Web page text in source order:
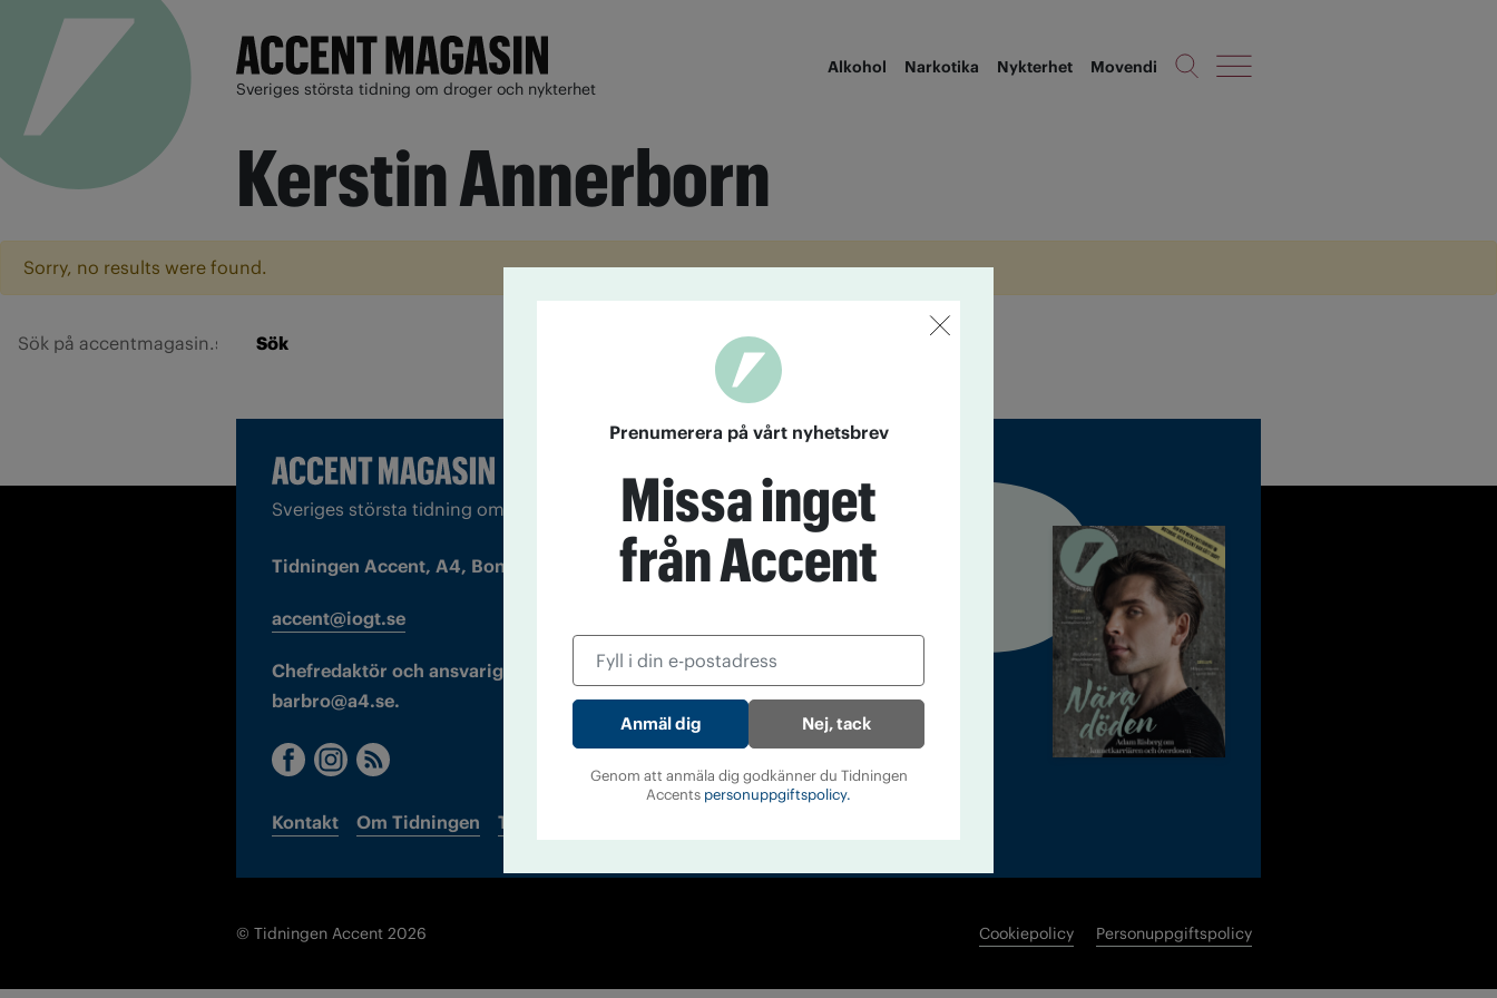
Sveriges största tidning om droger och nykterhet
Alkohol Narkotika Nykterhet Movendi
Kerstin Annerborn
Sorry, no results were found.
Sök
Sveriges största tidning om droger och nykterhet
Tidningen Accent, A4, Bondegatan 21, 116 33 Stockholm
accent@iogt.se
Chefredaktör och ansvarig utgivare: Barbro Janson Lundkvist,
barbro@a4.se.
Kontakt Om Tidningen Tidningsarkiv
© Tidningen Accent 2026 Cookiepolicy Personuppgiftspolicy
Prenumerera på vårt nyhetsbrev
Missa inget
från Accent
Nej, tack
Genom att anmäla dig godkänner du Tidningen
Accents personuppgiftspolicy.